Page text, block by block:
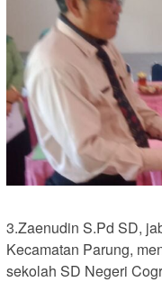
3.Zaenudin S.Pd SD,
Kecamatan Parung,
sekolah SD Negeri